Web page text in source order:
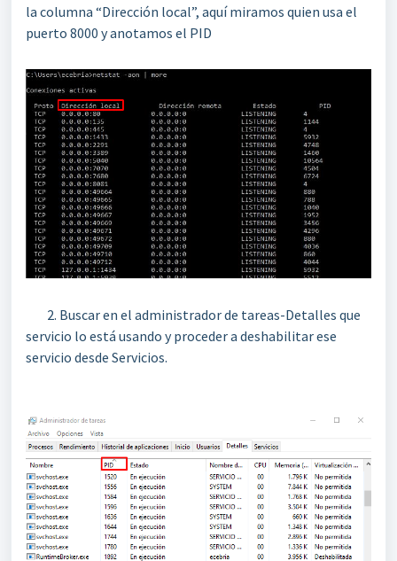
la columna “Dirección local”, aquí miramos quien usa el
puerto 8000 y anotamos el PID
2. Buscar en el administrador de tareas-Detalles que
servicio lo está usando y proceder a deshabilitar ese
servicio desde Servicios.